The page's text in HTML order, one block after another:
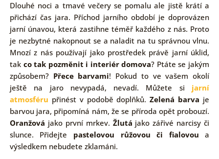
Dlouhé noci a tmavé večery se pomalu ale jistě krátí a
přichází čas jara. Příchod jarního období je doprovázen
jarní únavou, která zastihne téměř každého z nás. Proto
je nezbytné nakopnout se a naladit na tu správnou vlnu.
Mnozí z nás používají jako prostředek právě jarní úklid,
tak co tak pozměnit i interiér domova? Ptáte se jakým
způsobem? Přece barvami! Pokud to ve vašem okolí
ještě na jaro nevypadá, nevadí. Můžete si jarní
atmosféru přinést v podobě doplňků.Zelená barva je
barvou jara, připomíná nám, že se příroda opět probouzí.
Oranžová jako první mrkev. Žlutá jako zářivé narcisy či
slunce. Přidejte pastelovou růžovou či fialovou a
výsledkem nebudete zklamáni.